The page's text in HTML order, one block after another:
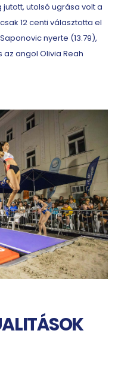
utolsó ugrása volt a
12 centi választotta el
nyerte (13.79),
az angol Olivia Reah